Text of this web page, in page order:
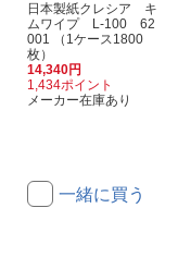
日本製紙クレシア キ
ムワイプ L-100 62
001 （1ケース1800
枚）
14,340円
1,434ポイント
メーカー在庫あり
一緒に買う